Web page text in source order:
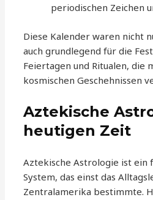
periodischen Zeichen
Diese Kalender waren nicht
auch grundlegend für die
Feiertagen und Ritualen, die
kosmischen Geschehnissen
Aztekische
heutigen Zeit
Aztekische Astrologie ist ein
System, das einst das
Zentralamerika bestimmte.